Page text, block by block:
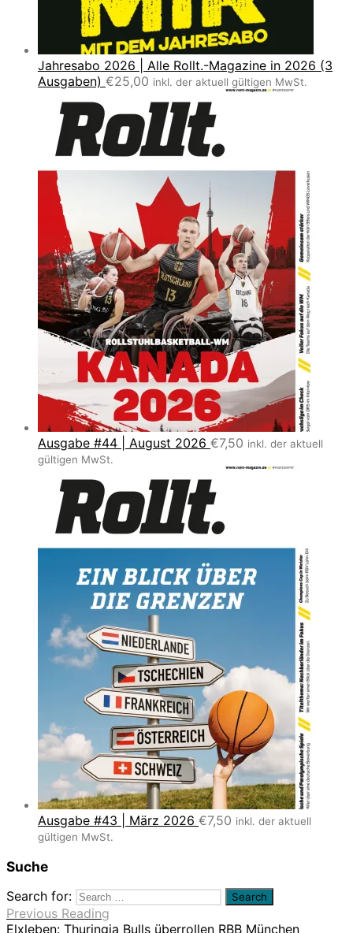
Jahresabo 2026 | Alle Rollt.-Magazine in 2026 (3
Ausgaben) €25,00 inkl. der aktuell gültigen MwSt.
Ausgabe #44 | August 2026 €7,50 inkl. der aktuell
gültigen MwSt.
Ausgabe #43 | März 2026 €7,50 inkl. der aktuell
gültigen MwSt.
Suche
Search for:
Previous Reading
Elxleben: Thuringia Bulls überrollen RBB München